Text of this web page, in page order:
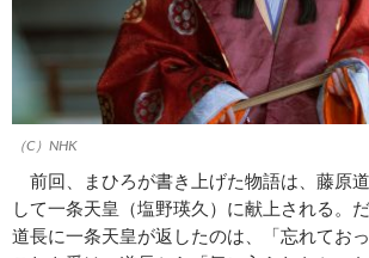
（C）NHK
前回、まひろが書き上げた物語は、藤原
して一条天皇（塩野瑛久）に献上される。
道長に一条天皇が返したのは、「忘れてお